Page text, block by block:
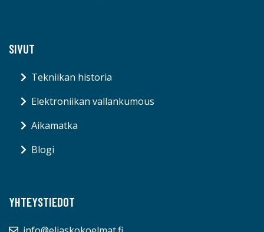
SIVUT
Tekniikan historia
Elektroniikan vallankumous
Aikamatka
Blogi
YHTEYSTIEDOT